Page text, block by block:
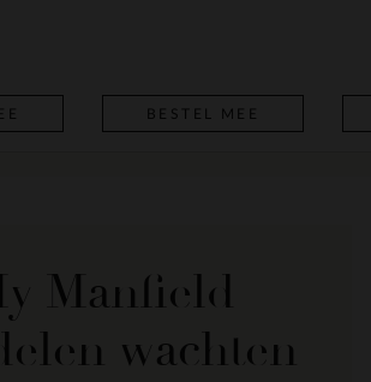
BESTEL MEE
Manfield
wachten